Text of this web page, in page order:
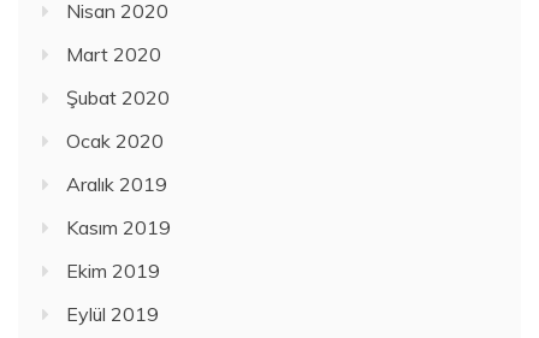
Nisan 2020
Mart 2020
Şubat 2020
Ocak 2020
Aralık 2019
Kasım 2019
Ekim 2019
Eylül 2019